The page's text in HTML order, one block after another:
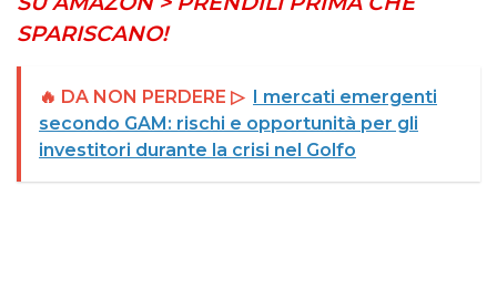
SPARISCANO!
🔥 DA NON PERDERE ▷ I mercati emergenti
secondo GAM: rischi e opportunità per gli
investitori durante la crisi nel Golfo